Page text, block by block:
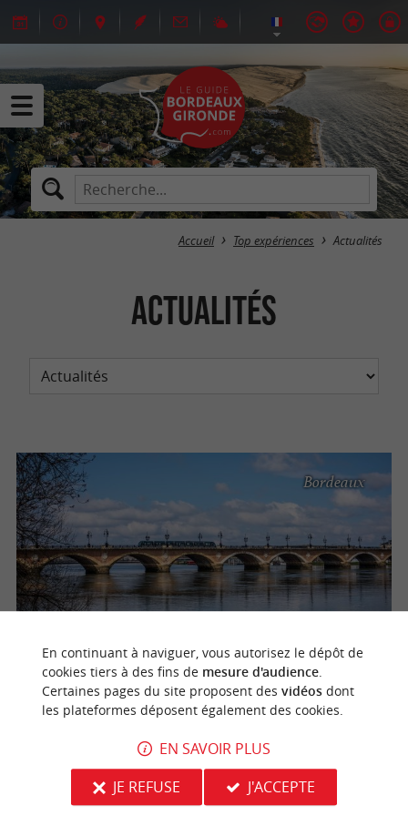
Accueil Top expériences Actualités
Actualités
Travaux du Pont de Pierre à Bordeaux : Tout ce qui change pour
vos déplacements de l'été 2026
Bordeaux
été 2026 malgré les travaux du Pont de Pierre : bus relais,
profiter pleinement ...
En continuant à naviguer, vous autorisez le dépôt de
cookies tiers à des fins de mesure d'audience.
Certaines pages du site proposent des vidéosdont
les plateformes déposent également des cookies.
EN SAVOIR PLUS
JE REFUSE
J'ACCEPTE